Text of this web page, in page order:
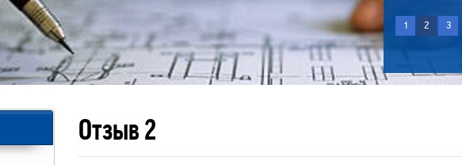
1 2 3
Отзыв 2